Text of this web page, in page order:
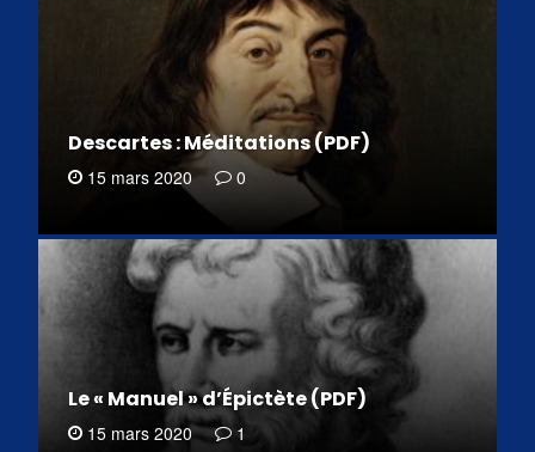
Descartes : Méditations (PDF)
15 mars 2020 0
Le « Manuel » d’Épictète (PDF)
15 mars 2020 1